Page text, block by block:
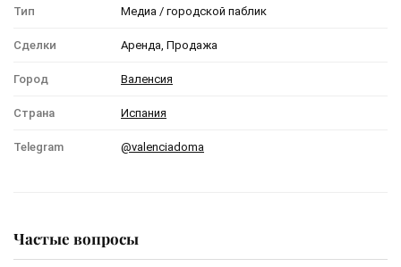
Тип Медиа / городской паблик
Сделки Аренда, Продажа
Город Валенсия
Страна Испания
Telegram @valenciadoma
Частые вопросы